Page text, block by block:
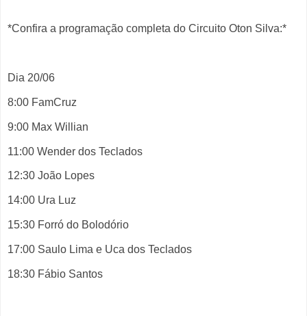
*Confira a programação completa do Circuito Oton Silva:*
Dia 20/06
8:00 FamCruz
9:00 Max Willian
11:00 Wender dos Teclados
12:30 João Lopes
14:00 Ura Luz
15:30 Forró do Bolodório
17:00 Saulo Lima e Uca dos Teclados
18:30 Fábio Santos